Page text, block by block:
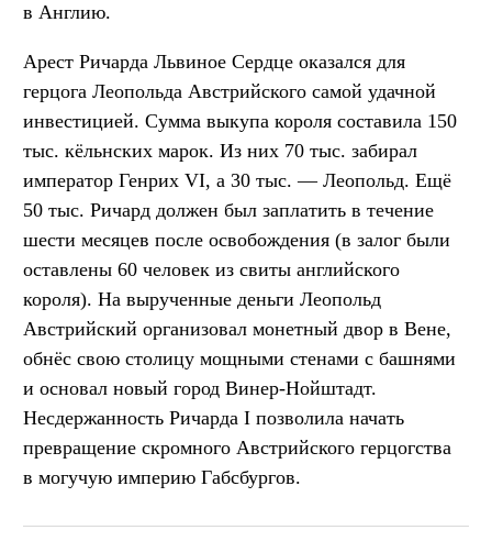
в Англию.
Арест Ричарда Львиное Cердце оказался для
герцога Леопольда Австрийского самой удачной
инвестицией. Сумма выкупа короля составила 150
тыс. кёльнских марок. Из них 70 тыс. забирал
император Генрих VI, а 30 тыс. — Леопольд. Ещё
50 тыс. Ричард должен был заплатить в течение
шести месяцев после освобождения (в залог были
оставлены 60 человек из свиты английского
короля). На вырученные деньги Леопольд
Австрийский организовал монетный двор в Вене,
обнёс свою столицу мощными стенами с башнями
и основал новый город Винер-Нойштадт.
Несдержанность Ричарда I позволила начать
превращение скромного Австрийского герцогства
в могучую империю Габсбургов.